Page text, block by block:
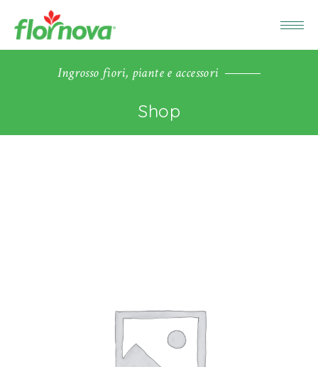
Ingrosso fiori, piante e accessori
Shop